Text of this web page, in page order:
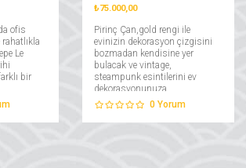
ofis
Le
bir
₺75.000,00
Pirinç Çan,gold rengi ile
evinizin dekorasyon çizgisini
bozmadan kendisine yer
bulacak ve vintage,
steampunk esintilerini ev
dekorasyonunuza
taşıyacak....
0 Yorum